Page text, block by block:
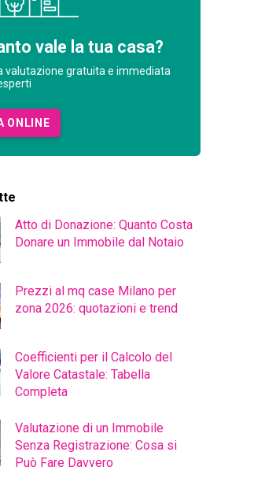
vale la tua casa?
valutazione gratuita e immediata
ONLINE
Atto di Donazione: Quanto Costa
Donare un Immobile dal Notaio
Prezzi al mq case Milano per
zona 2026: quotazioni e trend
Coefficienti per il Calcolo del
Valore Catastale: Tabella
Completa
Valutazione di un Immobile
Senza Registrazione: Cosa si
Può Fare Davvero